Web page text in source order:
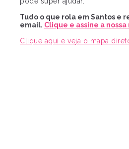
Tudo o que rola em Santos e
email. Clique e assine a
Clique aqui e veja o mapa